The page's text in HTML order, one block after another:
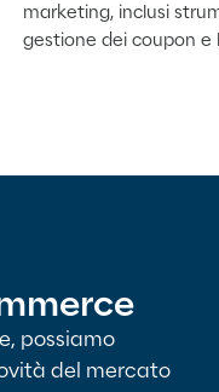
marketing, inclusi
gestione dei coupon e
possiamo
del mercato